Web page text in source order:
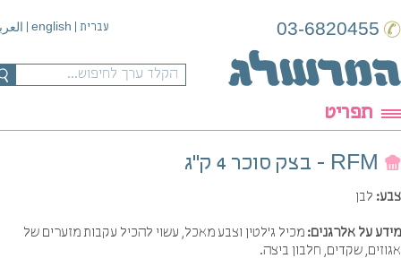
עברית|
english
|العربية 03-6820455
תפריט
RFM - בצק סוכר 4 ק"ג
לבן
על אלרגנים:מכיל ג`לטין וצבע מאכל, עשוי להכיל עקבות מזערים של
שקדים, חלבון ביצה.